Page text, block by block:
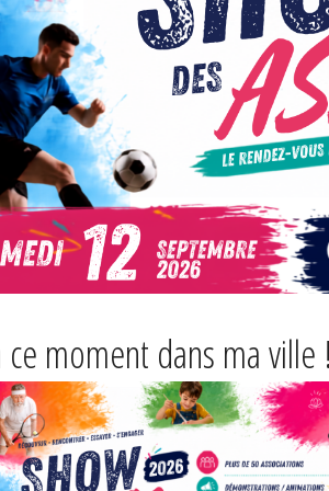
ce moment dans ma ville